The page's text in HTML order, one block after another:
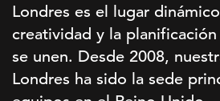
Londres es el lugar
creatividad y la
se unen. Desde 2008,
Londres ha sido la sede